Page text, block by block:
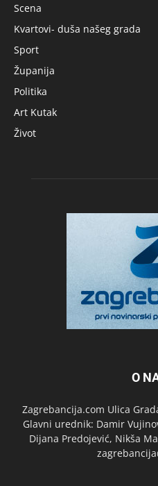
Scena
Kvartovi- duša našeg grada
Sport
Županija
Politika
Art Kutak
Život
O
Zagrebancija.com Ulica
Glavni urednik: Damir
Dijana Predojević, Nikša